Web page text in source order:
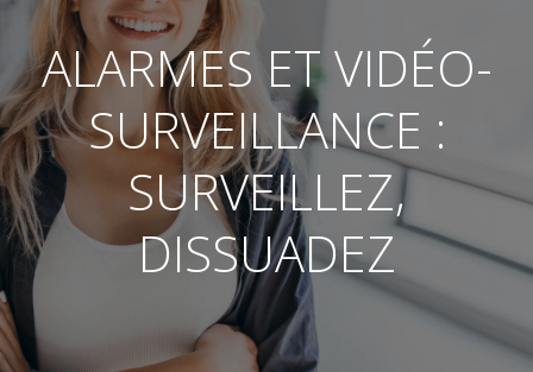
ALARMES ET VIDÉO-
SURVEILLANCE :
SURVEILLEZ,
DISSUADEZ